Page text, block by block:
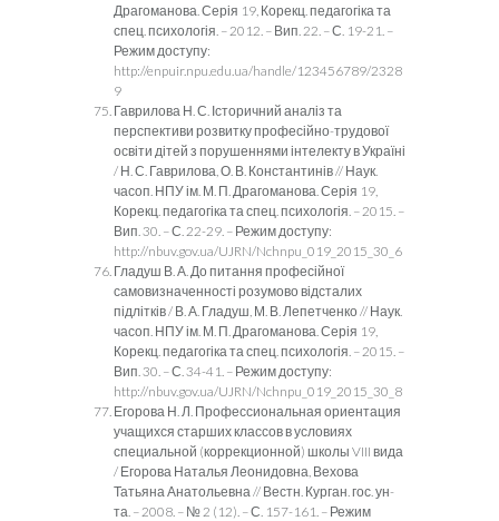
Драгоманова. Серія 19, Корекц. педагогіка та
спец. психологія. – 2012. – Вип. 22. – С. 19-21. –
Режим доступу:
http://enpuir.npu.edu.ua/handle/123456789/2328
9
Гаврилова Н. С. Історичний аналіз та
перспективи розвитку професійно-трудової
освіти дітей з порушеннями інтелекту в Україні
/ Н. С. Гаврилова, О. В. Константинів // Наук.
часоп. НПУ ім. М. П. Драгоманова. Серія 19,
Корекц. педагогіка та спец. психологія. – 2015. –
Вип. 30. – С. 22-29. – Режим доступу:
http://nbuv.gov.ua/UJRN/Nchnpu_019_2015_30_6
Гладуш В. А. До питання професійної
самовизначенності розумово відсталих
підлітків / В. А. Гладуш, М. В. Лепетченко // Наук.
часоп. НПУ ім. М. П. Драгоманова. Серія 19,
Корекц. педагогіка та спец. психологія. – 2015. –
Вип. 30. – С. 34-41. – Режим доступу:
http://nbuv.gov.ua/UJRN/Nchnpu_019_2015_30_8
Егорова Н. Л. Профессиональная ориентация
учащихся старших классов в условиях
специальной (коррекционной) школы VIII вида
/ Егорова Наталья Леонидовна, Вехова
Татьяна Анатольевна // Вестн. Курган. гос. ун-
та. – 2008. – № 2 (12). – С. 157-161. – Режим